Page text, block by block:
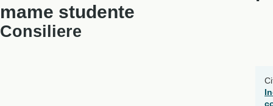
mame studente
Consiliere